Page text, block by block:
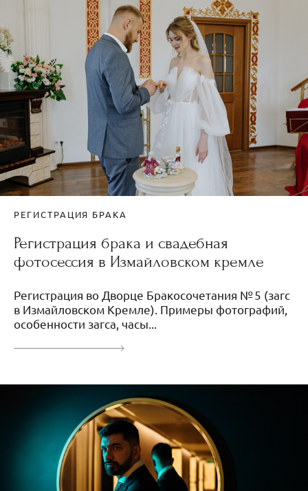
РЕГИСТРАЦИЯ БРАКА
Регистрация брака и свадебная
фотосессия в Измайловском кремле
Регистрация во Дворце Бракосочетания № 5 (загс
в Измайловском Кремле). Примеры фотографий,
особенности загса, часы...